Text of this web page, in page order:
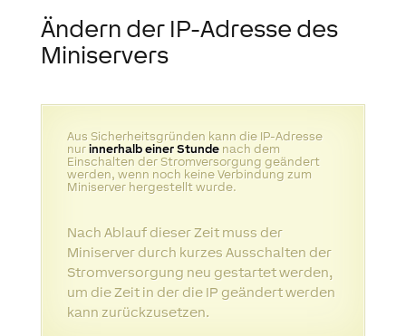
Ändern der IP-Adresse des
Miniservers
Aus Sicherheitsgründen kann die IP-Adresse
nurinnerhalb einer Stunde nach dem
Einschalten der Stromversorgung geändert
werden, wenn noch keine Verbindung zum
Miniserver hergestellt wurde.
Nach Ablauf dieser Zeit muss der
Miniserver durch kurzes Ausschalten der
Stromversorgung neu gestartet werden,
um die Zeit in der die IP geändert werden
kann zurückzusetzen.